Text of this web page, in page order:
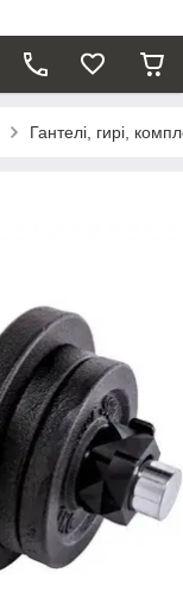
Гантелі, гирі,